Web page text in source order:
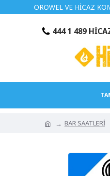
VE HİCAZ KOMBİ
444 1 489
BAR SAATLERİ